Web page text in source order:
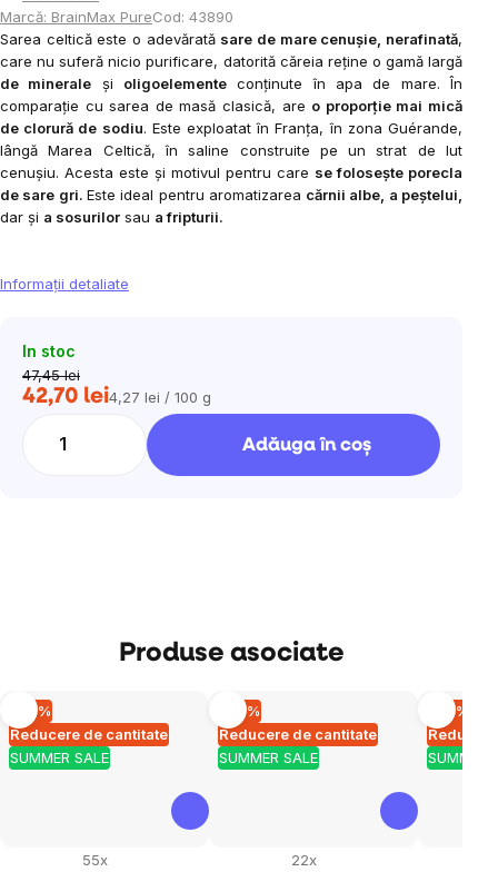
Marcă: BrainMax PureCod: 43890
Sarea celtică este o adevărată sare de mare cenușie, nerafinată,
care nu suferă nicio purificare, datorită căreia reține o gamă largă
de minerale și oligoelemente conținute în apa de mare. În
comparație cu sarea de masă clasică, are o proporție mai mică
de clorură de sodiu. Este exploatat în Franța, în zona Guérande,
lângă Marea Celtică, în saline construite pe un strat de lut
cenușiu. Acesta este și motivul pentru care se folosește porecla
de sare gri. Este ideal pentru aromatizarea cărnii albe, a peștelui,
dar și a sosurilor sau a fripturii.
Informaţii detaliate
In stoc
47,45 lei
42,70 leiEvaluare
4,27 lei / 100 g
Adăuga în coş
Produse asociate
Reducere de cantitate
SUMMER SALE
–10 %
55x
Reducere de cantitate
SUMMER SALE
–10 %
22x
SUMMER
–10 %